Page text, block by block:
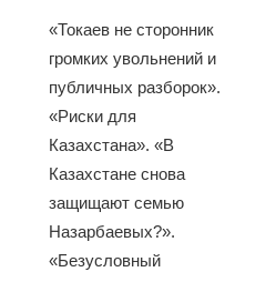
«Токаев не сторонник
громких увольнений и
публичных разборок».
«Риски для
Казахстана». «В
Казахстане снова
защищают семью
Назарбаевых?».
«Безусловный